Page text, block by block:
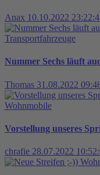
Anax 10.10.2022
Transportfahrzeuge
Nummer Sechs läuft
Thomas 31.08.2022
Wohnmobile
Vorstellung unseres
chrafie 28.07.2022